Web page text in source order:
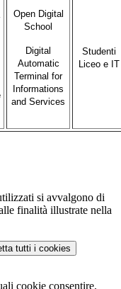
Open Digital
School
Digital
Automatic
Terminal for
Informations
and Services
Studenti
Liceo e IT
si avvalgono di
finalità illustrate nella
tutti i cookies
cookie consentire.